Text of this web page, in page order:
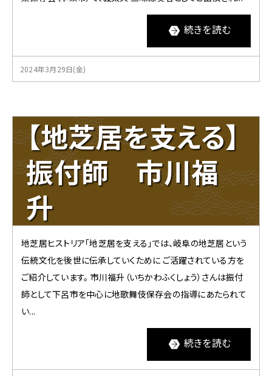
続きを読む
2024年3月29日(金)
【地芝居を支える】
振付師 市川福
升
地芝居ヒストリア「地芝居を支える」では、岐阜の地芝居という
伝統文化を後世に伝承していくために ご活躍されている方を
ご紹介しています。 市川福升（いちかわふくしょう）さんは振付
師として下呂市を中心に地歌舞伎保存会の指導にあたられて
い...
続きを読む